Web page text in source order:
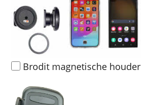
Brodit magnetische houder